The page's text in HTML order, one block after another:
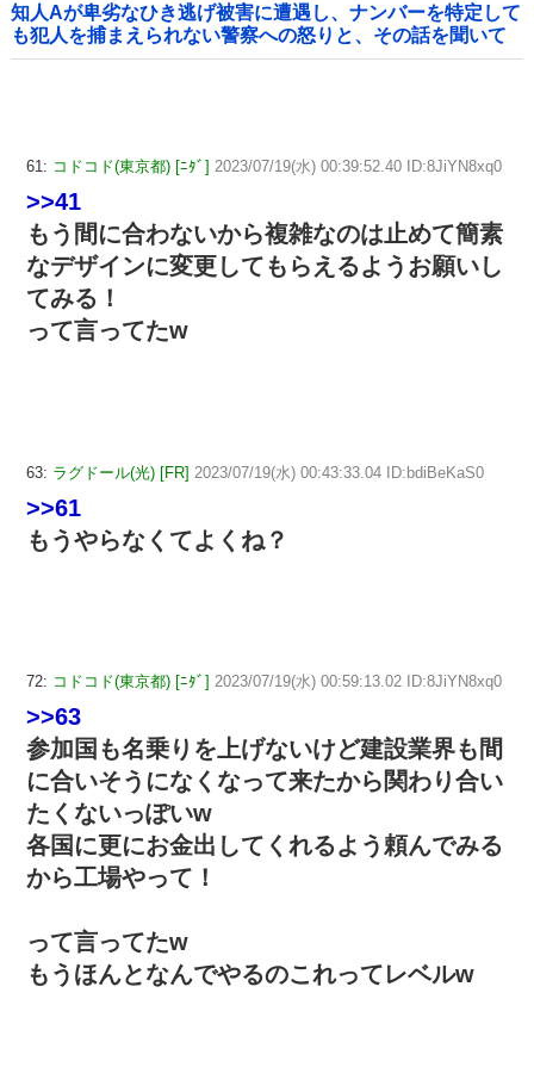
知人Aが卑劣なひき逃げ被害に遭遇し、ナンバーを特定して
も犯人を捕まえられない警察への怒りと、その話を聞いて
「逃げた方が得じゃん」と言い放ったBの神経がわからん
61: コドコド(東京都) [ﾆﾀﾞ] 2023/07/19(水) 00:39:52.40 ID:8JiYN8xq0
>>41
もう間に合わないから複雑なのは止めて簡素
なデザインに変更してもらえるようお願いし
てみる！
って言ってたw
63: ラグドール(光) [FR] 2023/07/19(水) 00:43:33.04 ID:bdiBeKaS0
>>61
もうやらなくてよくね？
72: コドコド(東京都) [ﾆﾀﾞ] 2023/07/19(水) 00:59:13.02 ID:8JiYN8xq0
>>63
参加国も名乗りを上げないけど建設業界も間
に合いそうになくなって来たから関わり合い
たくないっぽいw
各国に更にお金出してくれるよう頼んでみる
から工場やって！
って言ってたw
もうほんとなんでやるのこれってレベルw